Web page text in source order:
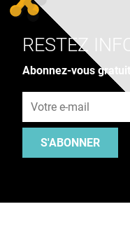
RESTEZ
Abonnez-vous
S'ABONNER